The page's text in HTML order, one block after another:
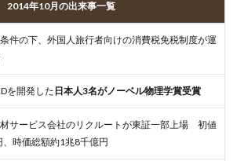
2014年10月の出来事一覧
件の下、外国人旅行者向けの消費税免税制度が運
を開発した日本人3名がノーベル物理学賞受賞
サービス会社のリクルートが東証一部上場 初値
時価総額約1兆8千億円